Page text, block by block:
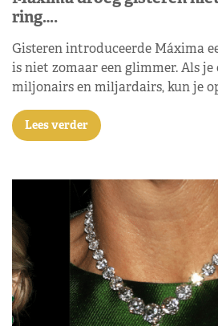
ring….
Gisteren introduceerde Máxima
is niet zomaar een glimmer. Als
miljonairs en miljardairs, kun je
Lees verder